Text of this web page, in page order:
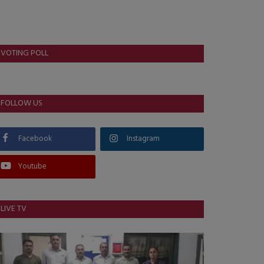
VOTING POLL
FOLLOW US
Facebook Instagram
Youtube
LIVE TV